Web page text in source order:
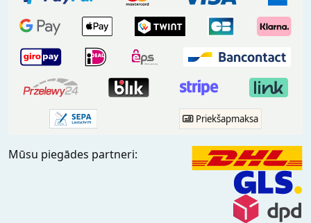
Priekšapmaksa
Mūsu piegādes partneri: